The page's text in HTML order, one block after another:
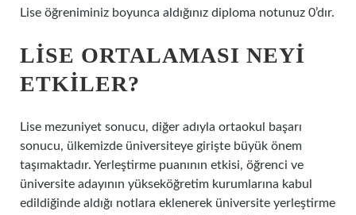
Lise öğreniminiz boyunca aldığınız diploma notunuz 0’dır.
LISE ORTALAMASI NEYI
ETKILER?
Lise mezuniyet sonucu, diğer adıyla ortaokul başarı
sonucu, ülkemizde üniversiteye girişte büyük önem
taşımaktadır. Yerleştirme puanının etkisi, öğrenci ve
üniversite adayının yükseköğretim kurumlarına kabul
edildiğinde aldığı notlara eklenerek üniversite yerleştirme